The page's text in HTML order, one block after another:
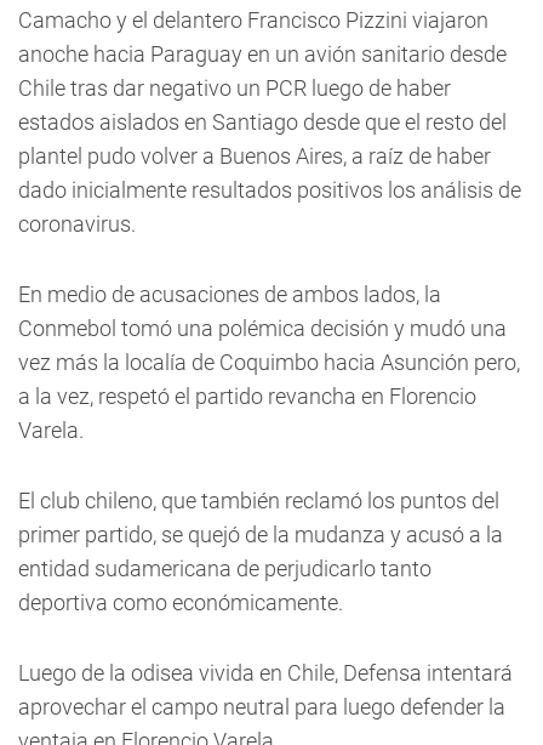
Camacho y el delantero Francisco Pizzini viajaron
anoche hacia Paraguay en un avión sanitario desde
Chile tras dar negativo un PCR luego de haber
estados aislados en Santiago desde que el resto del
plantel pudo volver a Buenos Aires, a raíz de haber
dado inicialmente resultados positivos los análisis de
coronavirus.
En medio de acusaciones de ambos lados, la
Conmebol tomó una polémica decisión y mudó una
vez más la localía de Coquimbo hacia Asunción pero,
a la vez, respetó el partido revancha en Florencio
Varela.
El club chileno, que también reclamó los puntos del
primer partido, se quejó de la mudanza y acusó a la
entidad sudamericana de perjudicarlo tanto
deportiva como económicamente.
Luego de la odisea vivida en Chile, Defensa intentará
aprovechar el campo neutral para luego defender la